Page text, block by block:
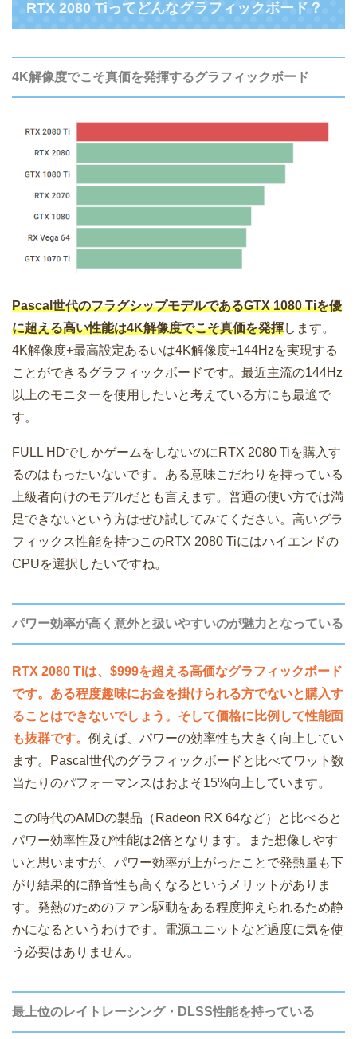
RTX 2080 Tiってどんなグラフィックボード？
4K解像度でこそ真価を発揮するグラフィックボード
Pascal世代のフラグシップモデルであるGTX 1080 Tiを優
に超える高い性能は4K解像度でこそ真価を発揮します。
4K解像度+最高設定あるいは4K解像度+144Hzを実現する
ことができるグラフィックボードです。最近主流の144Hz
以上のモニターを使用したいと考えている方にも最適で
す。
FULL HDでしかゲームをしないのにRTX 2080 Tiを購入す
るのはもったいないです。ある意味こだわりを持っている
上級者向けのモデルだとも言えます。普通の使い方では満
足できないという方はぜひ試してみてください。高いグラ
フィックス性能を持つこのRTX 2080 Tiにはハイエンドの
CPUを選択したいですね。
パワー効率が高く意外と扱いやすいのが魅力となっている
RTX 2080 Tiは、$999を超える高価なグラフィックボード
です。ある程度趣味にお金を掛けられる方でないと購入す
ることはできないでしょう。そして価格に比例して性能面
も抜群です。 例えば、パワーの効率性も大きく向上してい
ます。Pascal世代のグラフィックボードと比べてワット数
当たりのパフォーマンスはおよそ15%向上しています。
この時代のAMDの製品（Radeon RX 64など）と比べると
パワー効率性及び性能は2倍となります。また想像しやす
いと思いますが、パワー効率が上がったことで発熱量も下
がり結果的に静音性も高くなるというメリットがありま
す。発熱のためのファン駆動をある程度抑えられるため静
かになるというわけです。電源ユニットなど過度に気を使
う必要はありません。
最上位のレイトレーシング・DLSS性能を持っている